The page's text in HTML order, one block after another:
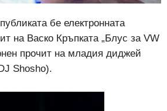
бе електронната
на Васко Кръпката „Блус за VW
прочит на младия диджей
Shosho).